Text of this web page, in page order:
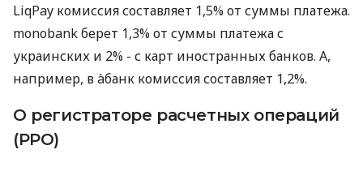
LiqPay комиссия составляет 1,5% от суммы платежа.
monobank берет 1,3% от суммы платежа с
украинских и 2% - с карт иностранных банков. А,
например, в àбанк комиссия составляет 1,2%.
О регистраторе расчетных операций
(РРО)